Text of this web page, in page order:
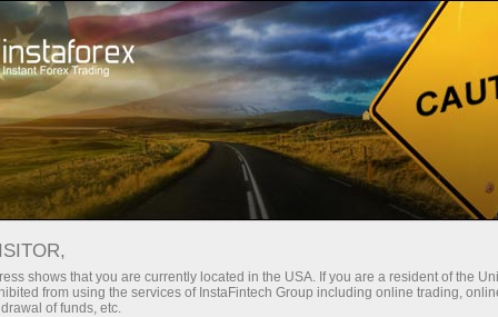
InstaForex brend elchisi 2019-2022
shows that you are currently located in the USA. If you are a resident of the
from using the services of InstaFintech Group including online trading,
of funds, etc.